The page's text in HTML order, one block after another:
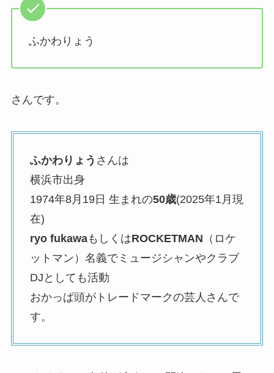
ふかわりょう
さんです。
ふかわりょう さんは
横浜市出身
1974年8月19日 生まれの50歳(2025年1月現
在)
ryo fukawaもしくはROCKETMAN （ロケ
ットマン）名義でミュージシャンやクラブ
DJとしても活動
おかっぱ頭がトレードマークの芸人さんで
す。